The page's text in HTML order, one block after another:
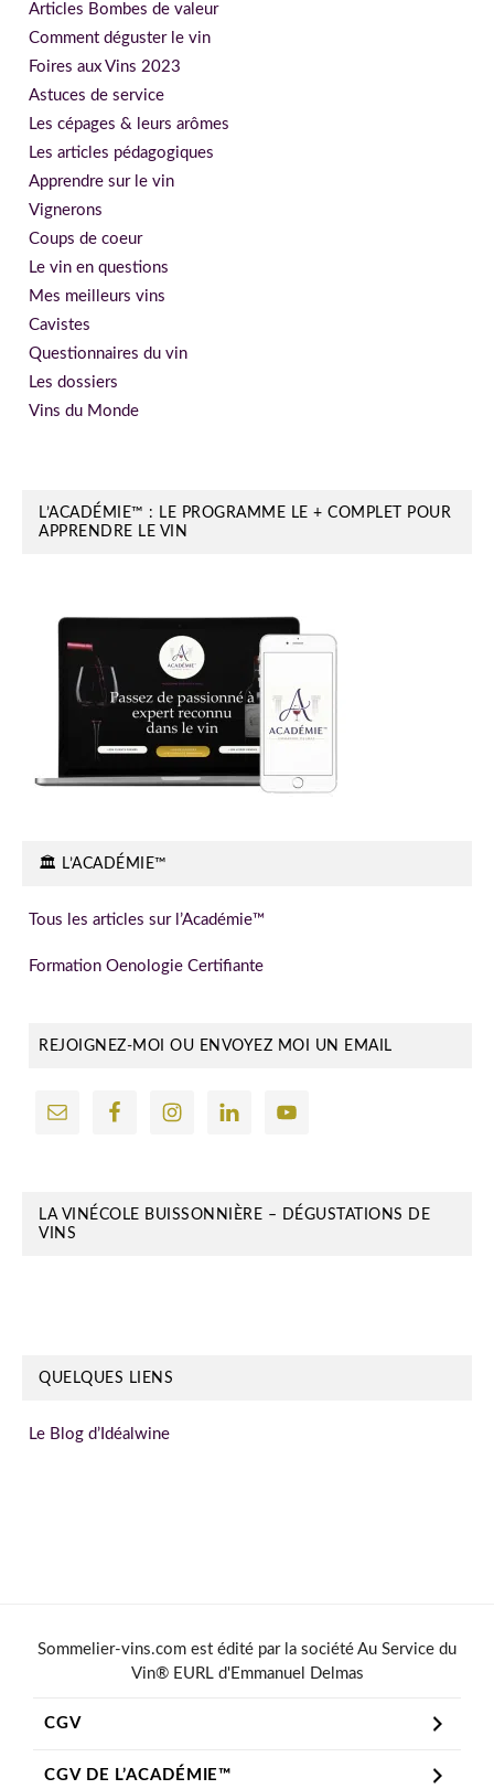
Articles Bombes de valeur
Comment déguster le vin
Foires aux Vins 2023
Astuces de service
Les cépages & leurs arômes
Les articles pédagogiques
Apprendre sur le vin
Vignerons
Coups de coeur
Le vin en questions
Mes meilleurs vins
Cavistes
Questionnaires du vin
Les dossiers
Vins du Monde
L’ACADÉMIE™ : LE PROGRAMME LE + COMPLET POUR
APPRENDRE LE VIN
🏛️ L’ACADÉMIE™
Tous les articles sur l’Académie™
Formation Oenologie Certifiante
REJOIGNEZ-MOI OU ENVOYEZ MOI UN EMAIL
LA VINÉCOLE BUISSONNIÈRE – DÉGUSTATIONS DE
VINS
QUELQUES LIENS
Le Blog d’Idéalwine
Sommelier-vins.com est édité par la société Au Service du
Vin® EURL d'Emmanuel Delmas
CGV
CGV DE L’ACADÉMIE™